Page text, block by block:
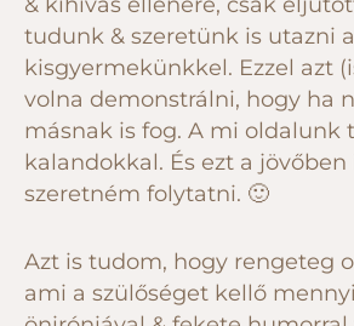
tudunk & szeretünk is utazni a
kisgyermekünkkel. Ezzel azt
volna demonstrálni, hogy ha
másnak is fog. A mi oldalunk
kalandokkal. És ezt a jövőben
szeretném folytatni. 🙂
Azt is tudom, hogy rengeteg
ami a szülőséget kellő